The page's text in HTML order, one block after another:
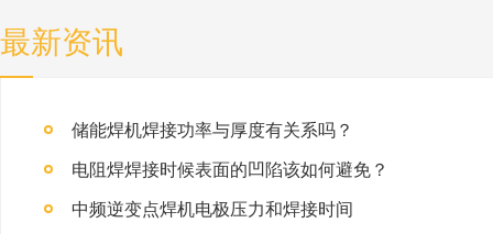
最新资讯
储能焊机焊接功率与厚度有关系吗？
电阻焊焊接时候表面的凹陷该如何避免？
中频逆变点焊机电极压力和焊接时间